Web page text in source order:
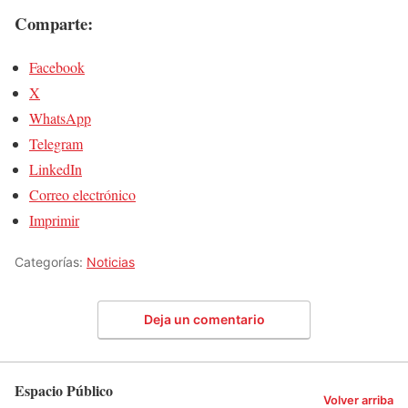
Comparte:
Facebook
X
WhatsApp
Telegram
LinkedIn
Correo electrónico
Imprimir
Categorías: Noticias
Deja un comentario
Espacio Público Volver arriba